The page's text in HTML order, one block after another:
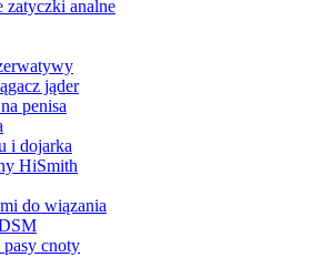
zatyczki analne
jąder
penisa
i dojarka
HiSmith
do wiązania
cnoty